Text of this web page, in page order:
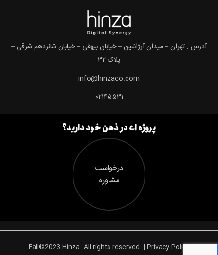
آدرس : تهران – میدان آرژانتین – خیابان بیهقی – خیابان شانزدهم شرقی –
پلاک ۳۲
info@hinzaco.com
۰۲۱۴۵۵۳۱
پروژه ای در ذهن خود دارید؟
درخواست
مشاوره
Fall©2023 Hinza. All rights reserved. | Privacy Policy